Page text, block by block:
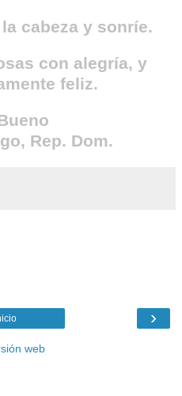
cabeza y sonríe.
con alegría, y
feliz.
Rep. Dom.
›
web